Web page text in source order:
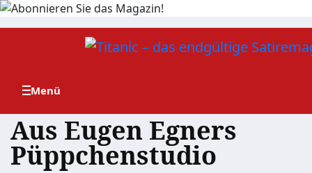
Zum
Aus Eugen Egners
Püppchenstudio